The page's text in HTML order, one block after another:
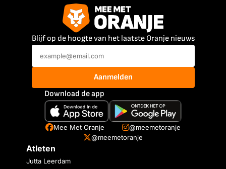
Blijf op de hoogte van het laatste Oranje nieuws
Aanmelden
Download de app
Mee Met Oranje
@meemetoranje
@meemetoranje
Atleten
Jutta Leerdam